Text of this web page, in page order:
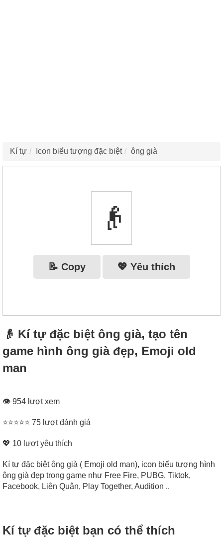
Kí tự Icon biểu tượng đặc biệt ông già
👴
📝 Copy 💖 Yêu thích
👴 Kí tự đặc biệt ông già, tạo tên
game hình ông già đẹp, Emoji old
man
👁 954 lượt xem
⭐⭐⭐⭐⭐ 75 lượt đánh giá
💖 10 lượt yêu thích
Kí tự đặc biệt ông già ( Emoji old man), icon biểu tượng hình
ông già đẹp trong game như Free Fire, PUBG, Tiktok,
Facebook, Liên Quân, Play Together, Audition ..
Kí tự đặc biệt bạn có thể thích